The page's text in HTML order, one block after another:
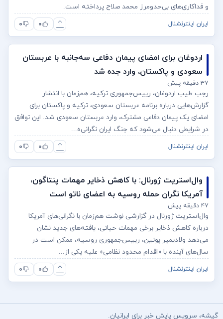
و فداکاری‌های بی‌حد‌و‌مرز محمد صلاح پرداخته است.
ایران اینترنشنال ۰ ۰
اردوغان برای امضای پیمان دفاعی سه‌جانبه با عربستان
سعودی و پاکستان، وارد جده شد
۳۷ دقیقه پیش
رجب طیب اردوغان، رییس‌جمهوری ترکیه، هم‌زمان با انتشار
گزارش‌هایی درباره برنامه عربستان سعودی، ترکیه و پاکستان برای
امضای یک پیمان دفاعی مشترک، وارد عربستان سعودی شد. این توافق
در شرایطی دنبال می‌شود که جنگ ایران نگرانی‌ه...
ایران اینترنشنال ۰ ۰
وال‌استریت ژورنال: با کاهش ذخایر مهمات پنتاگون،
آمریکا نگران حمله روسیه به اعضای ناتو‌ است
۴۷ دقیقه پیش
وال‌استریت ژورنال در گزارشی نوشت هم‌زمان با نگرانی‌های آمریکا
درباره کاهش ذخایر برخی مهمات حیاتی، یافته‌های جدید نشان
می‌دهد ولادیمیر پوتین، رییس‌جمهوری روسیه، ممکن است در
سال‌های آینده با «اقدام محدود نظامی» علیه یکی از...
ایران اینترنشنال ۰ ۰
گیشه، سرویس پایش خبر برای ایرانیان.